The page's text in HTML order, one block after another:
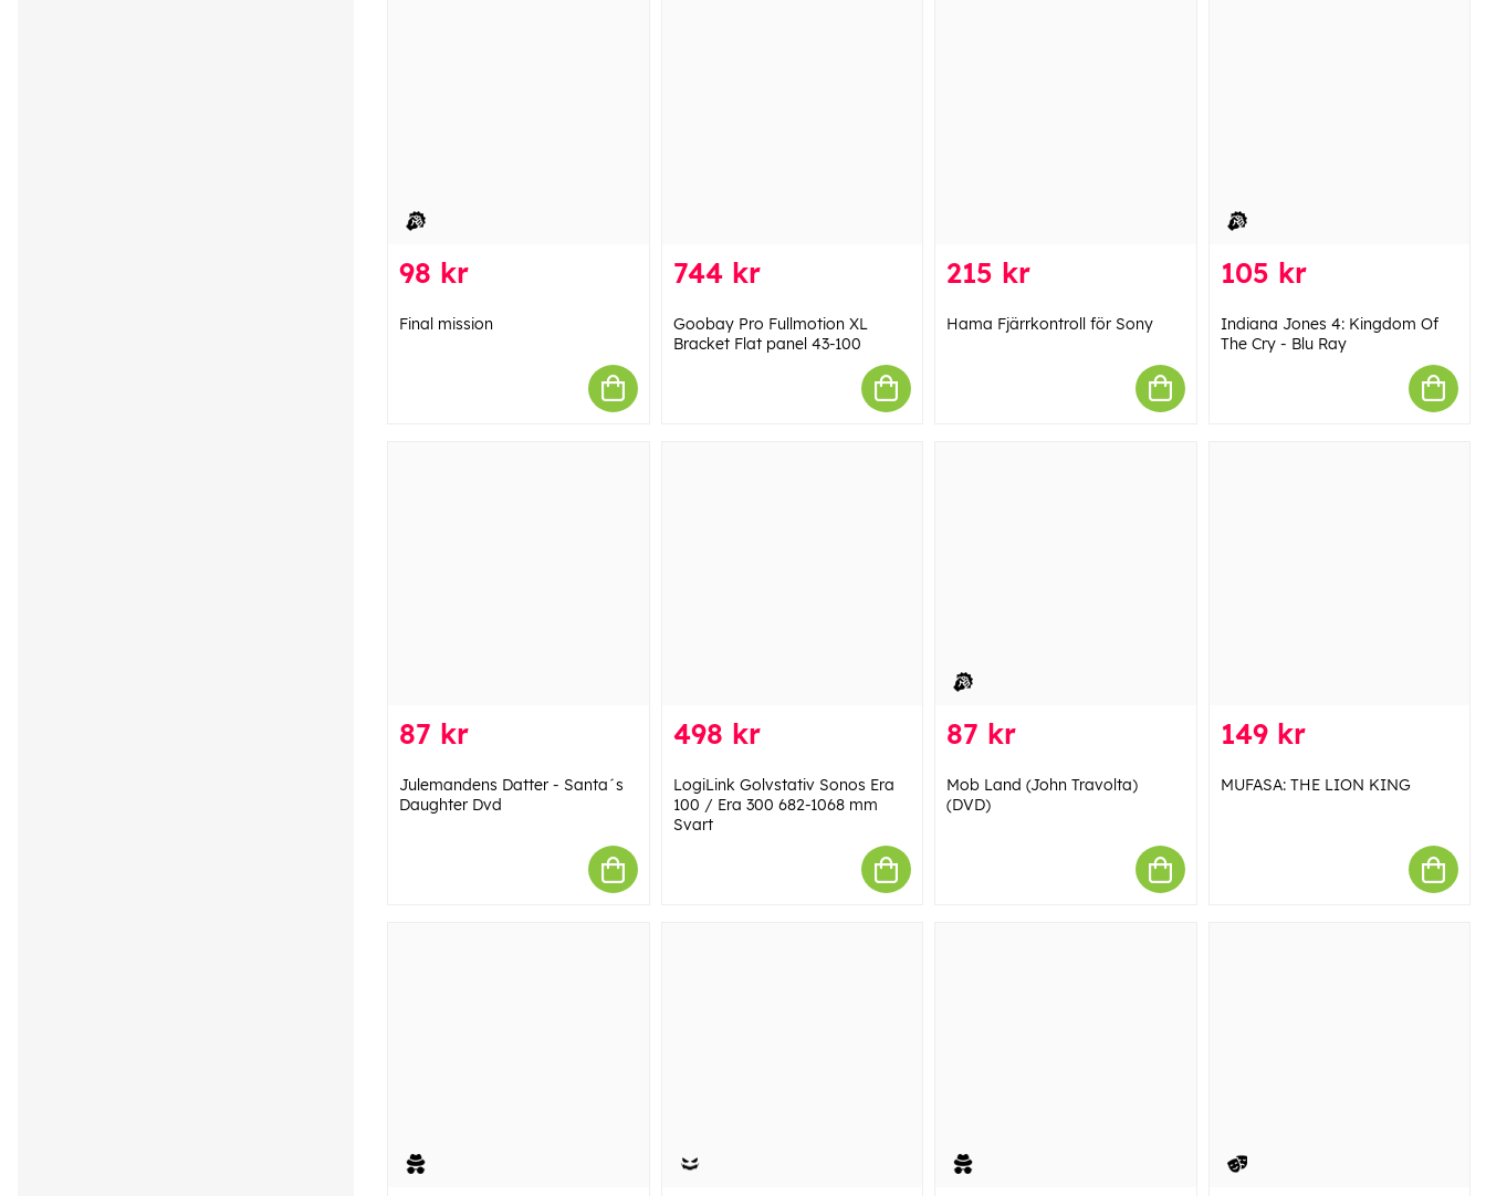
98 kr
Final mission
744 kr
Goobay Pro Fullmotion XL
Bracket Flat panel 43-100
215 kr
Hama Fjärrkontroll för Sony
105 kr
Indiana Jones 4: Kingdom Of
The Cry - Blu Ray
87 kr
Julemandens Datter - Santa´s
Daughter Dvd
498 kr
LogiLink Golvstativ Sonos Era
100 / Era 300 682-1068 mm
Svart
87 kr
Mob Land (John Travolta)
(DVD)
149 kr
MUFASA: THE LION KING